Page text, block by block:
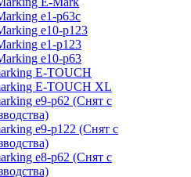
e1-p63с
e10-p123
e1-p123
e10-p63
E-TOUCH
E-TOUCH XL
e9-p62 (Снят с
e9-p122 (Снят с
e8-p62 (Снят с